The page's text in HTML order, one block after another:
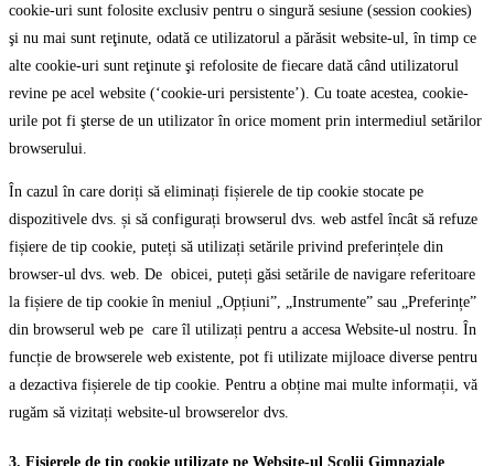
cookie-uri sunt folosite exclusiv pentru o singură sesiune (session cookies)
şi nu mai sunt reţinute, odată ce utilizatorul a părăsit website-ul, în timp ce
alte cookie-uri sunt reţinute şi refolosite de fiecare dată când utilizatorul
revine pe acel website (‘cookie-uri persistente’). Cu toate acestea, cookie-
urile pot fi şterse de un utilizator în orice moment prin intermediul setărilor
browserului.
În cazul în care doriți să eliminați fișierele de tip cookie stocate pe
dispozitivele dvs. și să configurați browserul dvs. web astfel încât să refuze
fișiere de tip cookie, puteți să utilizați setările privind preferințele din
browser-ul dvs. web. De obicei, puteți găsi setările de navigare referitoare
la fișiere de tip cookie în meniul „Opțiuni”, „Instrumente” sau „Preferințe”
din browserul web pe care îl utilizați pentru a accesa Website-ul nostru. În
funcție de browserele web existente, pot fi utilizate mijloace diverse pentru
a dezactiva fișierele de tip cookie. Pentru a obține mai multe informații, vă
rugăm să vizitați website-ul browserelor dvs.
3. Fișierele de tip cookie utilizate pe Website-ul Școlii Gimnaziale